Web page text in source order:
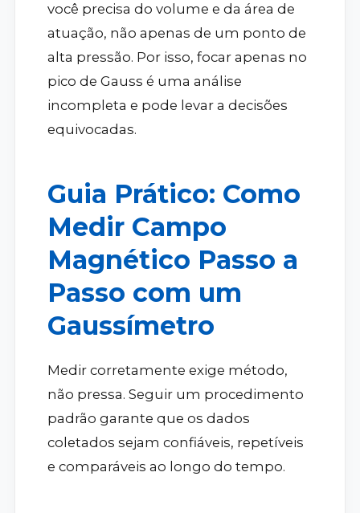
você precisa do volume e da área de
atuação, não apenas de um ponto de
alta pressão. Por isso, focar apenas no
pico de Gauss é uma análise
incompleta e pode levar a decisões
equivocadas.
Guia Prático: Como
Medir Campo
Magnético Passo a
Passo com um
Gaussímetro
Medir corretamente exige método,
não pressa. Seguir um procedimento
padrão garante que os dados
coletados sejam confiáveis, repetíveis
e comparáveis ao longo do tempo.